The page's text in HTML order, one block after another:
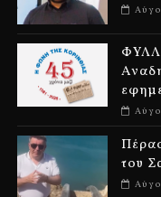
του